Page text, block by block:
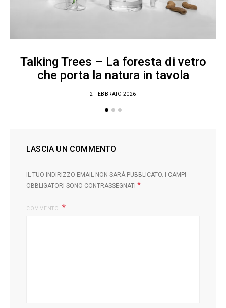
Talking Trees – La foresta di vetro
che porta la natura in tavola
2 FEBBRAIO 2026
LASCIA UN COMMENTO
IL TUO INDIRIZZO EMAIL NON SARÀ PUBBLICATO. I CAMPI
OBBLIGATORI SONO CONTRASSEGNATI *
COMMENTO